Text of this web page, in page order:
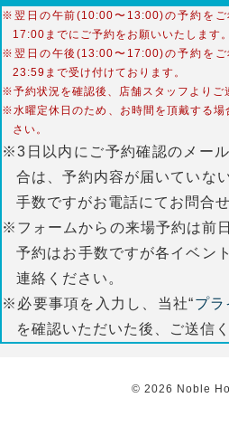
※翌日の午前(10:00〜13:00)の予約をご
17:00までにご予約をお願いいたします。
※翌日の午後(13:00〜17:00)の予約をご
23:59まで受け付けております。
※予約状況を確認後、店舗スタッフよりご
※水曜定休日のため、お時間を頂戴する
さい。
※3日以内にご予約確認のメー
合は、予約内容が届いていな
手数ですがお電話にてお問合
※フォームからの来場予約は前
予約はお手数ですが各イベン
連絡ください。
※必要事項を入力し、当社“プ
を確認いただいた後、ご送信く
© 2026 Noble